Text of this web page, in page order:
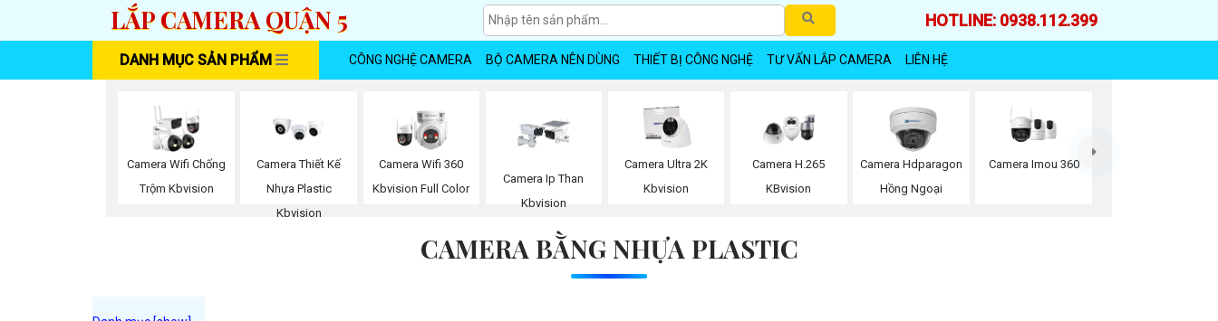
LẮP CAMERA QUẬN 5 HOTLINE: 0938.112.399
DANH MỤC SẢN PHẨM CÔNG NGHỆ CAMERA BỘ CAMERA NÊN DÙNG THIẾT BỊ CÔNG NGHỆ TƯ VẤN LẮP CAMERA LIÊN HỆ
Camera Wifi Chống
Trộm Kbvision
Camera Thiết Kế
Nhựa Plastic
Kbvision
Camera Wifi 360
Kbvision Full Color
Camera Ip Than
Kbvision
Camera Ultra 2K
Kbvision
Camera H.265
KBvision
Camera Hdparagon
Hồng Ngoại
Camera Imou 360
CAMERA BẰNG NHỰA PLASTIC